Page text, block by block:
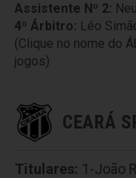
Assistente Nº 2:
4º Árbitro: Léo
(Clique no nome do
jogos)
CEARÁ
Titulares: 1-João